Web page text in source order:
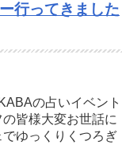
行ってきました
の占いイベント
皆様大変お世話に
ゆっくりくつろぎ